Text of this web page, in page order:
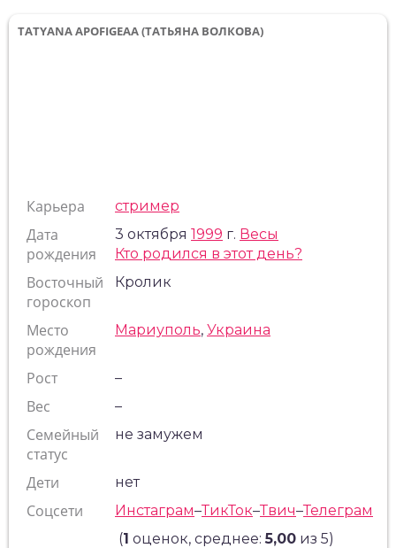
TATYANA APOFIGEAA (ТАТЬЯНА ВОЛКОВА)
Карьера стример
Дата
рождения
3 октября 1999 г. Весы
Кто родился в этот день?
Восточный
гороскоп
Кролик
Место
рождения
Мариуполь, Украина
Рост –
Вес –
Семейный
статус
не замужем
Дети нет
Соцсети Инстаграм–ТикТок–Твич–Телеграм
(1 оценок, среднее:5,00 из 5)